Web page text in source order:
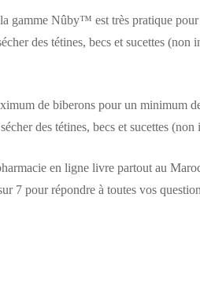
gamme Nûby™ est très pratique
des tétines, becs et sucettes (non
de biberons pour un minimum
des tétines, becs et sucettes (non
en ligne livre partout au
7 pour répondre à toutes vos